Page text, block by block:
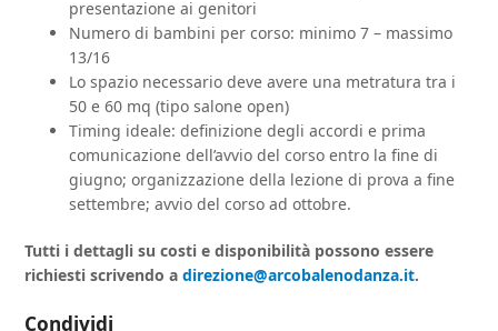
presentazione ai genitori
Numero di bambini per corso: minimo 7 – massimo
13/16
Lo spazio necessario deve avere una metratura tra i
50 e 60 mq (tipo salone open)
Timing ideale: definizione degli accordi e prima
comunicazione dell’avvio del corso entro la fine di
giugno; organizzazione della lezione di prova a fine
settembre; avvio del corso ad ottobre.
Tutti i dettagli su costi e disponibilità possono essere
richiesti scrivendo adirezione@arcobalenodanza.it.
Condividi